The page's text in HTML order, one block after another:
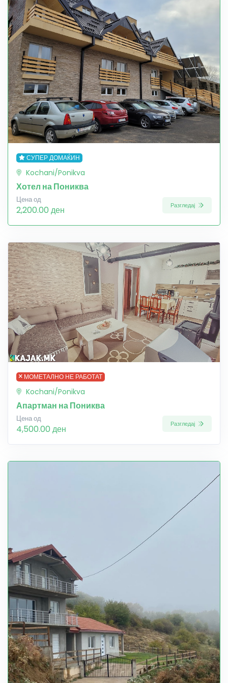
СУПЕР ДОМАЌИН
Kochani/Ponikva
Хотел на Пониква
Цена од
2,200.00 ден Разгледај
МОМЕТАЛНО НЕ РАБОТАТ
Kochani/Ponikva
Апартман на Пониква
Цена од
4,500.00 ден Разгледај